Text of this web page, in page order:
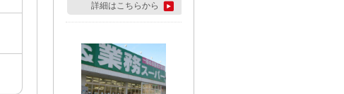
詳細はこちらから